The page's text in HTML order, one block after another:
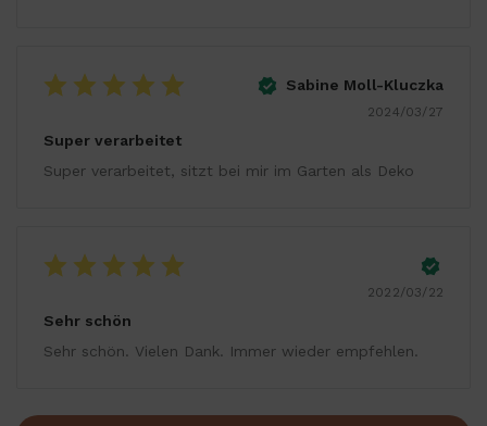
Sabine Moll-Kluczka
2024/03/27
Super verarbeitet
Super verarbeitet, sitzt bei mir im Garten als Deko
2022/03/22
Sehr schön
Sehr schön. Vielen Dank. Immer wieder empfehlen.